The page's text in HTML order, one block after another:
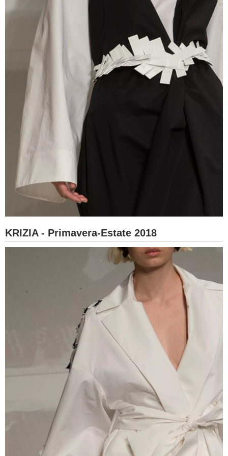
KRIZIA - Primavera-Estate 2018